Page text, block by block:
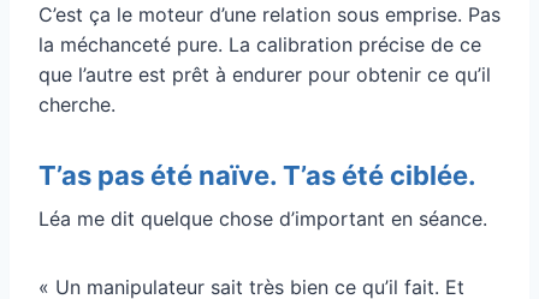
C’est ça le moteur d’une relation sous emprise. Pas
la méchanceté pure. La calibration précise de ce
que l’autre est prêt à endurer pour obtenir ce qu’il
cherche.
T’as pas été naïve. T’as été ciblée.
Léa me dit quelque chose d’important en séance.
« Un manipulateur sait très bien ce qu’il fait. Et